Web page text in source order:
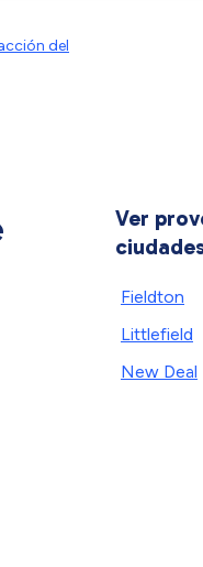
del
Ver
Fieldton
Littlefield
New Deal